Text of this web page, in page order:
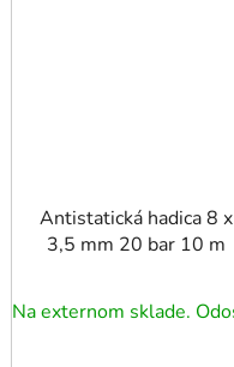
Antistatická hadica 8 x
3,5 mm 20 bar 10 m